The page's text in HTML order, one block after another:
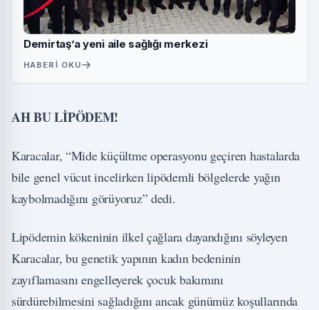
Demirtaş’a yeni aile sağlığı merkezi
HABERI OKU
AH BU LİPÖDEM!
Karacalar, “Mide küçültme operasyonu geçiren hastalarda
bile genel vücut incelirken lipödemli bölgelerde yağın
kaybolmadığını görüyoruz” dedi.
Lipödemin kökeninin ilkel çağlara dayandığını söyleyen
Karacalar, bu genetik yapının kadın bedeninin
zayıflamasını engelleyerek çocuk bakımını
sürdürebilmesini sağladığını ancak günümüz koşullarında